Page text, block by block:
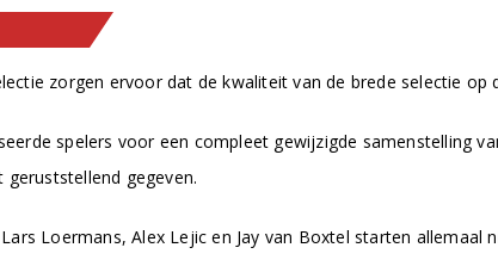
zorgen ervoor dat de kwaliteit van de brede selectie op
spelers voor een compleet gewijzigde samenstelling
gegeven.
Loermans, Alex Lejic en Jay van Boxtel starten